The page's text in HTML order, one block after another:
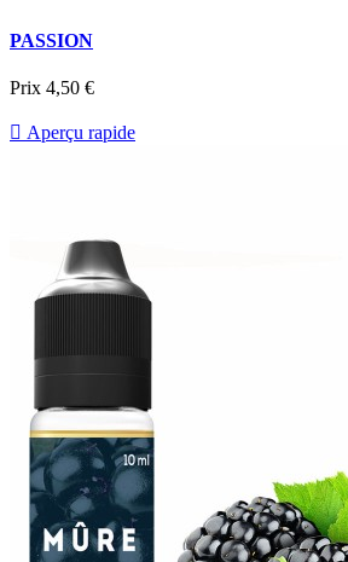
PASSION
Prix 4,50 €
 Aperçu rapide